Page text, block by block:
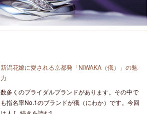
新潟花嫁に愛される京都発「NIWAKA（俄）」の魅
力
数多くのブライダルブランドがあります。その中で
も指名率No.1のブランドが俄（にわか）です。今回